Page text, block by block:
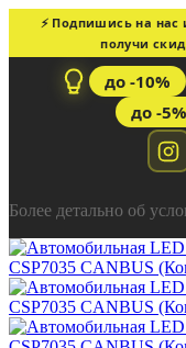
⚡ Подпишись на
получи
до -10%
до -5%
Более детально об